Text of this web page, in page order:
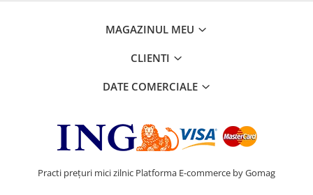
MAGAZINUL MEU
CLIENTI
DATE COMERCIALE
Practi prețuri mici zilnic Platforma E-commerce by Gomag